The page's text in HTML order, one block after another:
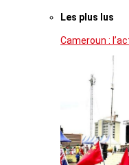
Les plus lus
Cameroun :